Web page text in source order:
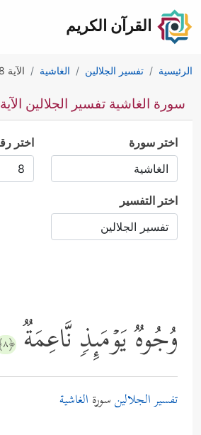
القرآن الكريم
الرئيسية تفسير الجلالين الغاشية الآية 8
سورة الغاشية تفسير الجلالين الآية 8
اختر سورة اختر
اختر التفسير
وُجُوهࣱ یَوۡمَىِٕذࣲ نَّاعِمَةࣱ ﴿٨﴾
تفسير الجلالينسورة الغاشية